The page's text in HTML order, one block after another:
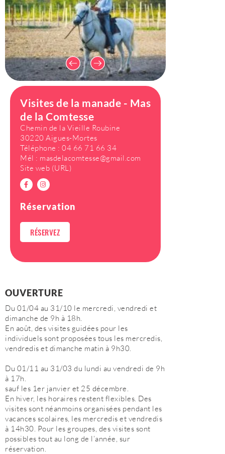
Visites de la manade - Mas
de la Comtesse
Chemin de la Vieille Roubine
30220 Aigues-Mortes
Téléphone : 04 66 71 66 34
Mél : masdelacomtesse@gmail.com
Site web (URL)
Réservation
RÉSERVEZ
OUVERTURE
Du 01/04 au 31/10 le mercredi, vendredi et
dimanche de 9h à 18h.
En août, des visites guidées pour les
individuels sont proposées tous les mercredis,
vendredis et dimanche matin à 9h30.
Du 01/11 au 31/03 du lundi au vendredi de 9h
à 17h.
sauf les 1er janvier et 25 décembre.
En hiver, les horaires restent flexibles. Des
visites sont néanmoins organisées pendant les
vacances scolaires, les mercredis et vendredis
à 14h30. Pour les groupes, des visites sont
possibles tout au long de l’année, sur
réservation.